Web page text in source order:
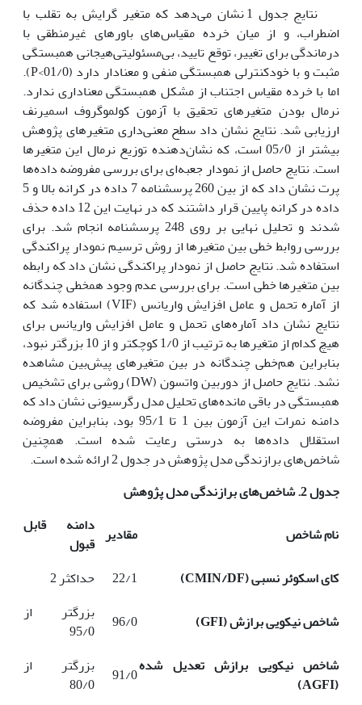
نتایج جدول 1 نشان می‌دهد که متغیر گرایش به تقلب با
اضطراب، و از میان خرده مقیاس‌های باورهای غیرمنطقی با
درماندگی برای تغییر، توقع تایید، بی‌مسئولیتی‌هیجانی همبستگی
مثبت و با خودکنترلی همبستگی منفی و معنادار دارد (01/0>P).
اما با خرده مقیاس اجتناب از مشکل همبستگی معناداری ندارد.
نرمال بودن متغیرهای تحقیق با آزمون کولموگروف اسمیرنف
ارزیابی شد. نتایج نشان داد سطح معنی‌داری متغیرهای پژوهش
بیشتر از 05/0 است، که نشان‌دهنده توزیع نرمال این متغیرها
است. نتایج حاصل از نمودار جعبه‌ای برای بررسی مفروضه داده‌ها
پرت نشان داد که از بین 260 پرسشنامه 7 داده در کرانه بالا و 5
داده در کرانه پایین قرار داشتند که در نهایت این 12 داده حذف
شدند و تحلیل نهایی بر روی 248 پرسشنامه انجام شد. برای
بررسی روابط خطی بین متغیرها از روش ترسیم نمودار پراکندگی
استفاده شد. نتایج حاصل از نمودار پراکندگی نشان داد که رابطه
بین متغیرها خطی است. برای بررسی عدم وجود همخطی چندگانه
از آماره تحمل و عامل افزایش واریانس (VIF) استفاده شد که
نتایج نشان داد آماره‌های تحمل و عامل افزایش واریانس برای
هیچ کدام از متغیرها به ترتیب از 1/0 کوچکتر و از 10 بزرگتر نبود،
بنابراین هم‌خطی چندگانه در بین متغیرهای پیش‌بین مشاهده
نشد. نتایج حاصل از دوربین واتسون (DW) روشی برای تشخیص
همبستگی در باقی مانده‌های تحلیل مدل رگرسیونی نشان داد که
دامنه نمرات این آزمون بین 1 تا 95/1 بود، بنابراین مفروضه
استقلال داده‌ها به درستی رعایت شده است. همچنین
شاخص‌های برازندگی مدل پژوهش در جدول 2 ارائه شده است.
جدول 2. شاخص‌های برازندگی مدل پژوهش
نام شاخص
مقادیر دامنه قابل
قبول
کای اسکوئر نسبی (CMIN/DF
)
22/1
حداکثر 2
شاخص نیکویی برازش (GFI
)
96/0
بزرگتر از
95/0
شاخص نیکویی برازش تعدیل شده
(
AGFI
)
91/0
بزرگتر از
80/0